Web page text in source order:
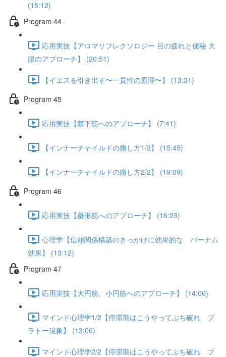
(15:12)
Program 44
応用実技【アロマリフレクソロジー 目の疲れと便秘 大
腸のアプローチ】 (20:51)
【イエスを引き出す〜一貫性の原理〜】 (13:31)
Program 45
応用実技【棘下筋へのアプローチ】 (7:41)
【インナーチャイルドの癒し方1/2】 (15:45)
【インナーチャイルドの癒し方2/2】 (19:09)
Program 46
応用実技【菱形筋へのアプローチ】 (16:23)
心理学【信頼関係構築のきっかけに効果的な バーナム
効果】 (13:12)
Program 47
応用実技【大円筋、小円筋へのアプローチ】 (14:06)
マインド心理学1/2【停滞期はこうやってぶち破れ プ
ラトー現象】 (13:06)
マインド心理学2/2【停滞期はこうやってぶち破れ プ